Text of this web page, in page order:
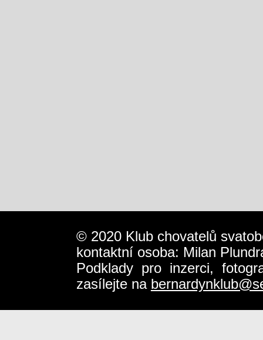
© 2020 Klub chovatelů
kontaktní osoba: Milan
Podklady pro inzerci,
zasílejte na